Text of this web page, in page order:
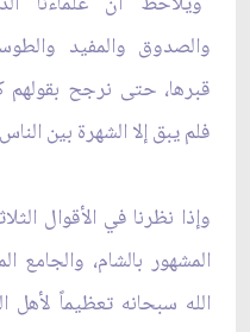
والصدوق والمفيد
قبرها، حتى نرجح بقولهم
فلم يبق إلا الشهرة بين
وإذا نظرنا في الأقوال
المشهور بالشام،
الله سبحانه تعظيماً لأهل